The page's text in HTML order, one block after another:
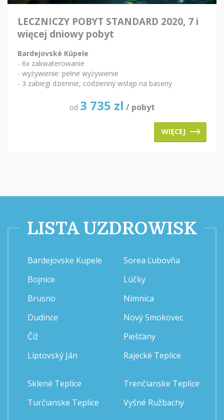
LECZNICZY POBYT STANDARD 2020, 7 i
więcej dniowy pobyt
Bardejovské Kúpele
- 6x zakwaterowanie
- wyżywienie: pełne wyżywienie
- 3 zabiegi dziennie, codzienny wstęp na baseny
od 3 735 zl / pobyt
WIĘCEJ
LISTA UZDROWISK
Bardejovske Kupele
Bojnice
Brusno
Dudince
Číž
Liptovský Ján
Sorea Ľubovňa
Lúčky
Nimnica
Nový Smokovec
Piešťany
Rajecké Teplice
Sklené Teplice
Turčianske Teplice
Trenčianske Teplice
Vyšné Ružbachy